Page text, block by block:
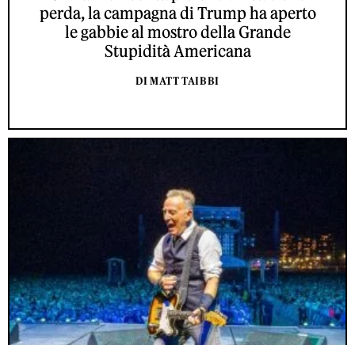
perda, la campagna di Trump ha aperto
le gabbie al mostro della Grande
Stupidità Americana
DI MATT TAIBBI